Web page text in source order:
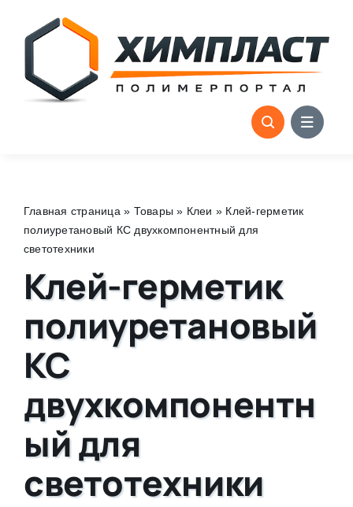
content
Главная страница » Товары » Клеи » Клей-герметик
полиуретановый КС двухкомпонентный для
светотехники
Клей-герметик
полиуретановый
КС
двухкомпонентн
ый для
светотехники